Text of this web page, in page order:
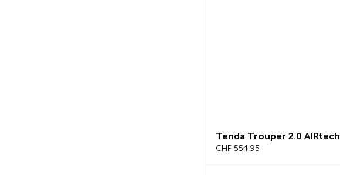
Tenda Trouper 2.0 AIRtech
CHF 554.95